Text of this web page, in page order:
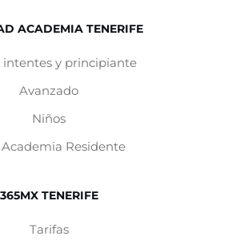
ACADEMIA TENERIFE
intentes y principiante
Avanzado
Niños
Academia Residente
365MX TENERIFE
Tarifas